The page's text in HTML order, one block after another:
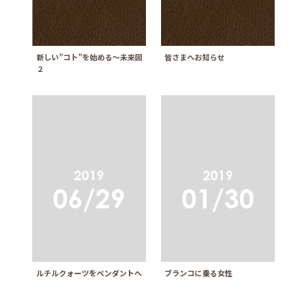
新しい”コト”を始める～未来図
２
皆さまへお知らせ
ルチルクォーツをペンダントへ
2019
06/29
ブランコに乗る女性
2019
01/30